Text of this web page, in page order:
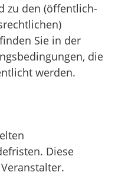
zu den (öffentlich-
Sie in der
die
werden.
Diese